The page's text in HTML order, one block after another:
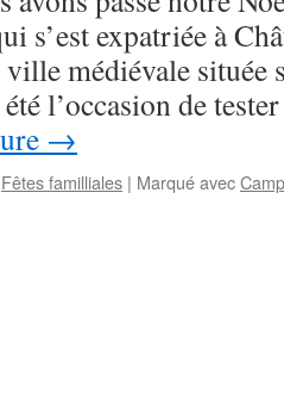
s’est expatriée à
médiévale située
l’occasion de
→
Fêtes familliales | Marqué avec